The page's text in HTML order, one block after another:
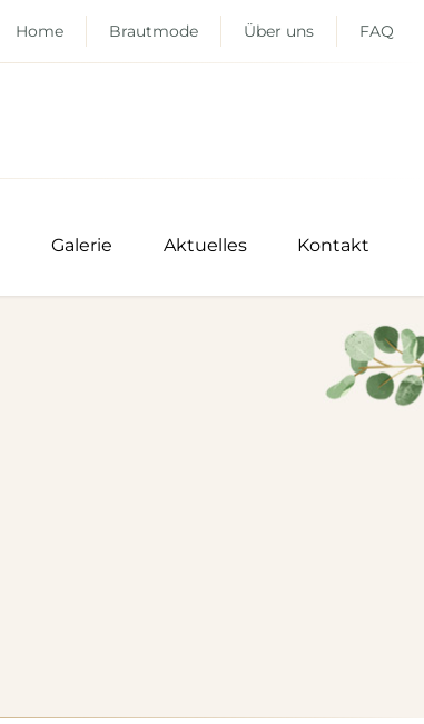
Home Brautmode Über uns FAQ
Galerie Aktuelles Kontakt